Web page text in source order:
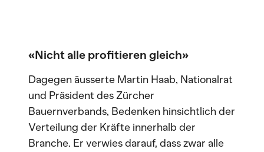
«Nicht alle profitieren gleich»
Dagegen äusserte Martin Haab, Nationalrat
und Präsident des Zürcher
Bauernverbands, Bedenken hinsichtlich der
Verteilung der Kräfte innerhalb der
Branche. Er verwies darauf, dass zwar alle